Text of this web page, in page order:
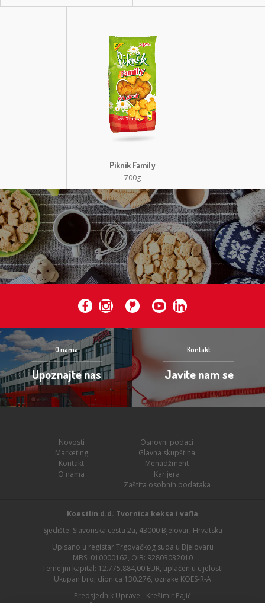
Piknik Family
700g
O nama
Upoznajte nas
Kontakt
Javite nam se
Novosti
Marketing
Kontakt
O nama
Osnovni podaci
Glavna skupština
Menadžment
Karijera
Zaštita osobnih podataka
Koestlin d.d. Tvornica keksa i vafla
Sjedište: Slavonska cesta 2a, 43000 Bjelovar, Hrvatska
Upisano u registar Trgovačkog suda u Bjelovaru
MBS: 010000162, OIB: 92803032010
Temeljni kapital: 12.775.884,00 EUR, uplaćen u cijelosti
Ukupan broj dionica 130.276, oznake KOES-R-A
Predsjednik Uprave - Krešimir Pajić